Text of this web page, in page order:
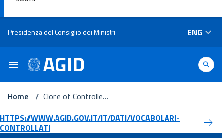
Presidenza del Consiglio dei Ministri ENG
intervention​
Platforms
and
technologies​
Guidelines
Home / Clone of Controlled
HTTPS://WWW.AGID.GOV.IT/IT/DATI/VOCABOLARI-
CONTROLLATI